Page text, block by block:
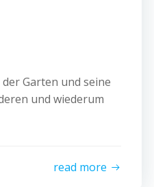
Garten und seine
und wiederum
read more